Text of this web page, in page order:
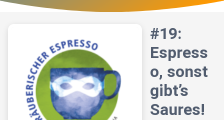
#19:
Espress
o, sonst
gibt’s
Saures!